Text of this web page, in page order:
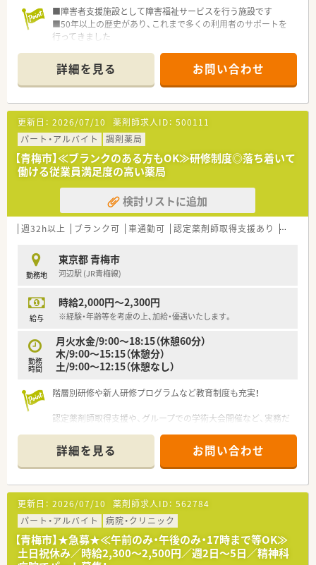
■障害者支援施設として障害福祉サービスを行う施設です
■50年以上の歴史があり、これまで多くの利用者のサポートを
行ってきました
移行が可能になるよう、一人ひとり個別に支援をしていきます
詳細を見る お問い合わせ
更新日： 2026/07/10 薬剤師求人ID： 500111
パート・アルバイト
調剤薬局
【青梅市】≪ブランクのある方もOK≫研修制度◎落ち着いて
働ける従業員満足度の高い薬局
検討リストに追加
週32h以上 ブランク可 車通勤可 認定薬剤師取得支援あり 教育制
勤務地
東京都 青梅市
河辺駅 (JR青梅線)
給与
時給2,000円～2,300円
※経験・年齢等を考慮の上、加給・優遇いたします。
勤務
時間
月火水金/9:00～18:15（休憩60分）
木/9:00～15:15（休憩分）
土/9:00～12:15（休憩なし）
階層別研修や新人研修プログラムなど教育制度も充実！
認定薬剤師取得支援や、グループでの学術大会開催など、実務だ
す。
詳細を見る お問い合わせ
更新日： 2026/07/10 薬剤師求人ID： 562784
パート・アルバイト
病院・クリニック
【青梅市】★急募★≪午前のみ・午後のみ・17時まで等OK≫
土日祝休み／時給2,300～2,500円／週2日～5日／精神科